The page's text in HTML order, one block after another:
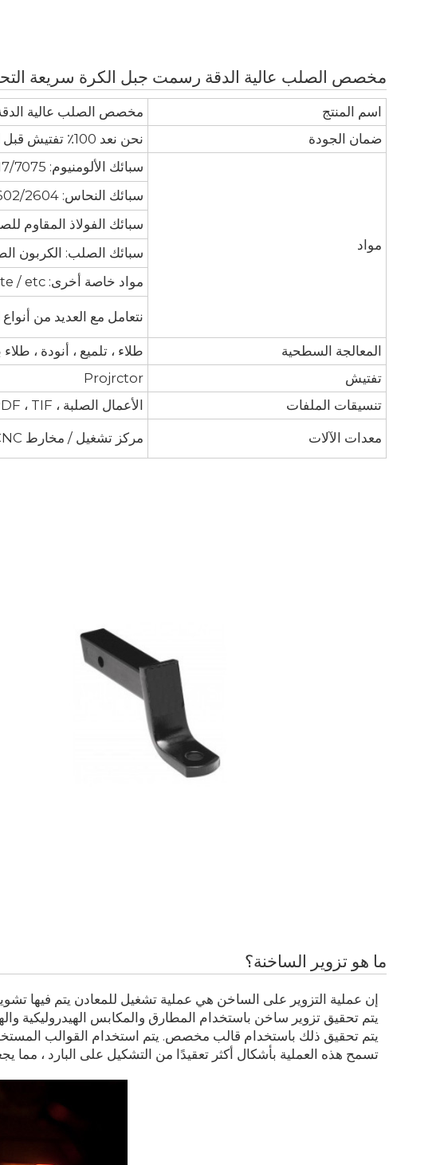
مخصص الصلب عالية الدقة رسمت جبل الكرة سريعة
اسم المنتج
مخصص الصلب عالية
ضمان الجودة
نحن نعد 100٪ تفتيش قبل الشحن
مواد
سبائك الألومنيوم: 5052/6061/6063/2017/7075 / إلخ.
سبائك النحاس: 3600/3602/2604 / H59 / H62 / إلخ.
سبائك الفولاذ المقاوم للصدأ: 303/304/316/412
سبائك الصلب: الكربون
مواد خاصة أخرى: Lucite / Nylon / Bakelite / etc.
نتعامل مع العديد من
المعالجة السطحية
طلاء ، تلميع ، أنودة ،
تفتيش
Projrctor
تنسيقات الملفات
الأعمال الصلبة ، Pro / Engineer ، AutoCAD (DXF ، DWG) ، PDF ، TIF إلخ.
معدات الآلات مركز تشغيل / مخارط CNC / آلات طحن / آلات طحن / مخارط / آلات ختم / مخرطة أوتوماتيكية كاملة / إلخ.
ما هو تزوير الساخنة؟
إن عملية التزوير على الساخن هي عملية تشغيل للمعادن يتم فيها
يتم تحقيق تزوير ساخن باستخدام المطارق والمكابس الهيدروليكية
يتم تحقيق ذلك باستخدام قالب مخصص. يتم استخدام القوالب
تسمح هذه العملية بأشكال أكثر تعقيدًا من التشكيل على البارد ،